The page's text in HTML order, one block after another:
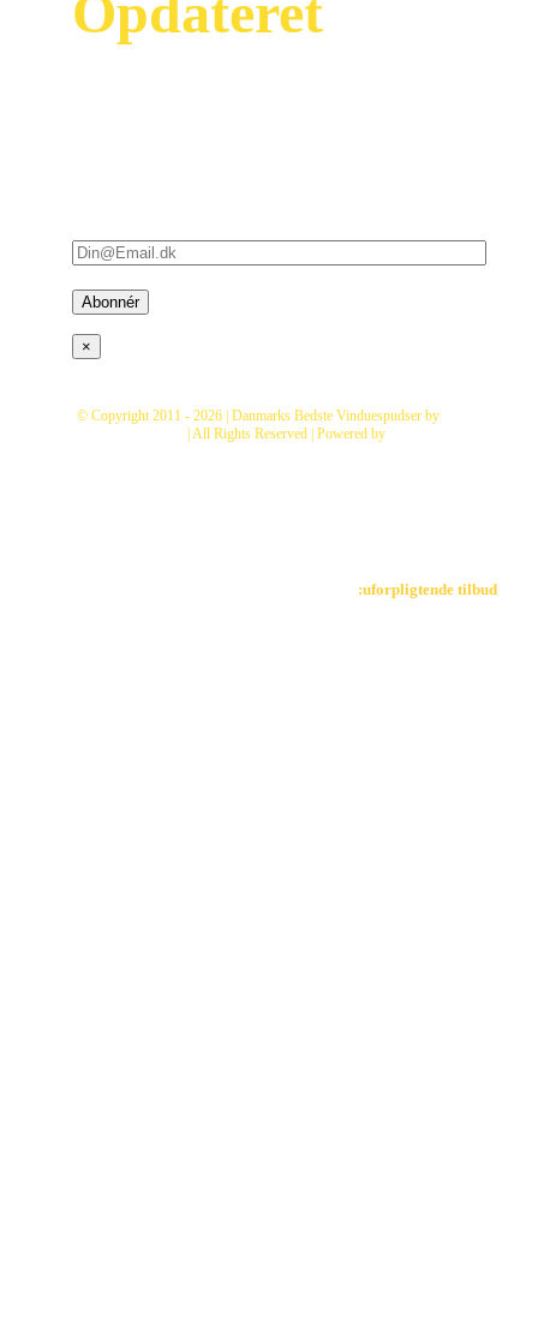
×
© Copyright 2011 - 2026 | Danmarks Bedste Vinduespudser by
| All Rights Reserved | Powered by
:uforpligtende tilbud